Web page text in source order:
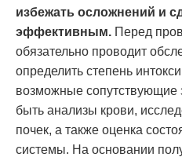
избежать осложнений и
эффективным. Перед
обязательно проводит
определить степень
возможные сопутствующие
быть анализы крови,
почек, а также оценка
системы. На основании